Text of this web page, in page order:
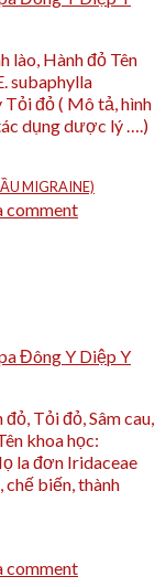
MIGRAINE)
lào, Hành đỏ Tên
subaphylla
Tỏi đỏ ( Mô tả, hình
dụng dược lý ….)
comment
Đông Y Diệp Y
đỏ, Tỏi đỏ, Sâm cau,
khoa học:
la đơn Iridaceae
chế biến, thành
comment